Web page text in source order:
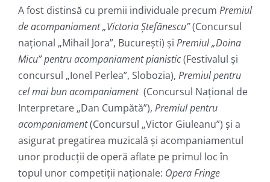
A fost distinsă cu premii individuale precum Premiul
de acompaniament „Victoria Ştefănescu”(Concursul
naţional „Mihail Jora”, Bucureşti) şi Premiul „Doina
Micu” pentru acompaniament pianistic(Festivalul şi
concursul „Ionel Perlea”, Slobozia), Premiul pentru
cel mai bun acompaniament (Concursul Național de
Interpretare „Dan Cumpătă”), Premiul pentru
acompaniament(Concursul „Victor Giuleanu”) și a
asigurat pregatirea muzicală și acompaniamentul
unor producții de operă aflate pe primul loc în
topul unor competiții naționale: Opera Fringe